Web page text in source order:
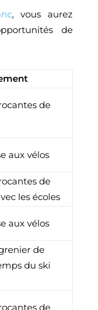
, vous aurez
de
de
aux vélos
de
les écoles
aux vélos
de
du ski
de